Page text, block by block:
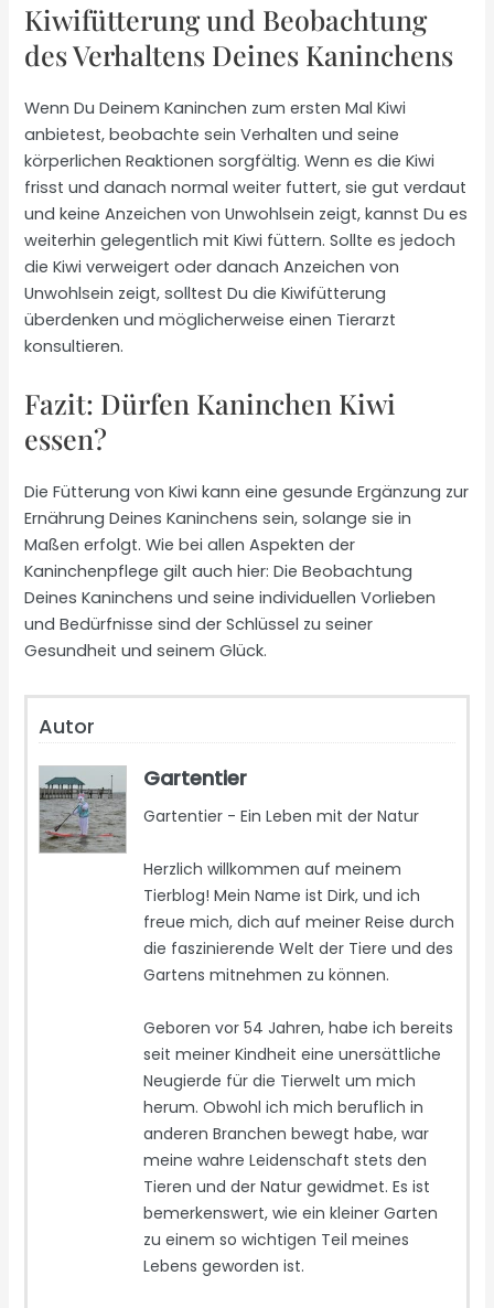
Kiwifütterung und Beobachtung
des Verhaltens Deines Kaninchens
Wenn Du Deinem Kaninchen zum ersten Mal Kiwi
anbietest, beobachte sein Verhalten und seine
körperlichen Reaktionen sorgfältig. Wenn es die Kiwi
frisst und danach normal weiter futtert, sie gut verdaut
und keine Anzeichen von Unwohlsein zeigt, kannst Du es
weiterhin gelegentlich mit Kiwi füttern. Sollte es jedoch
die Kiwi verweigert oder danach Anzeichen von
Unwohlsein zeigt, solltest Du die Kiwifütterung
überdenken und möglicherweise einen Tierarzt
konsultieren.
Fazit: Dürfen Kaninchen Kiwi
essen?
Die Fütterung von Kiwi kann eine gesunde Ergänzung zur
Ernährung Deines Kaninchens sein, solange sie in
Maßen erfolgt. Wie bei allen Aspekten der
Kaninchenpflege gilt auch hier: Die Beobachtung
Deines Kaninchens und seine individuellen Vorlieben
und Bedürfnisse sind der Schlüssel zu seiner
Gesundheit und seinem Glück.
Autor
Gartentier
Gartentier - Ein Leben mit der Natur
Herzlich willkommen auf meinem
Tierblog! Mein Name ist Dirk, und ich
freue mich, dich auf meiner Reise durch
die faszinierende Welt der Tiere und des
Gartens mitnehmen zu können.
Geboren vor 54 Jahren, habe ich bereits
seit meiner Kindheit eine unersättliche
Neugierde für die Tierwelt um mich
herum. Obwohl ich mich beruflich in
anderen Branchen bewegt habe, war
meine wahre Leidenschaft stets den
Tieren und der Natur gewidmet. Es ist
bemerkenswert, wie ein kleiner Garten
zu einem so wichtigen Teil meines
Lebens geworden ist.